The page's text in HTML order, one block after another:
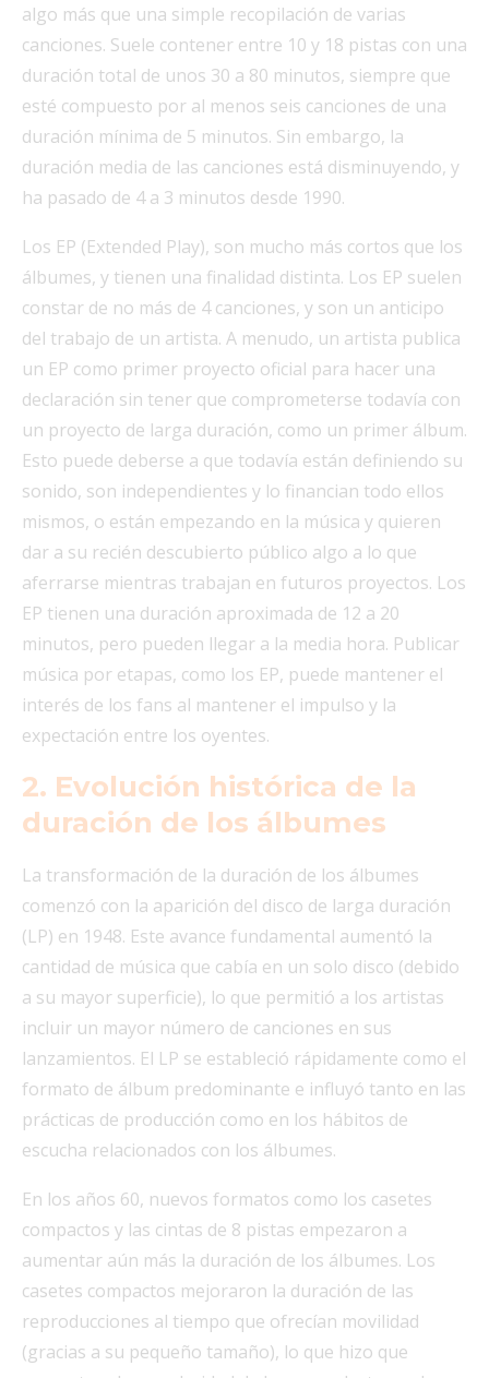
algo más que una simple recopilación de varias
canciones. Suele contener entre 10 y 18 pistas con una
duración total de unos 30 a 80 minutos, siempre que
esté compuesto por al menos seis canciones de una
duración mínima de 5 minutos. Sin embargo, la
duración media de las canciones está disminuyendo, y
ha pasado de 4 a 3 minutos desde 1990.
Los EP (Extended Play), son mucho más cortos que los
álbumes, y tienen una finalidad distinta. Los EP suelen
constar de no más de 4 canciones, y son un anticipo
del trabajo de un artista. A menudo, un artista publica
un EP como primer proyecto oficial para hacer una
declaración sin tener que comprometerse todavía con
un proyecto de larga duración, como un primer álbum.
Esto puede deberse a que todavía están definiendo su
sonido, son independientes y lo financian todo ellos
mismos, o están empezando en la música y quieren
dar a su recién descubierto público algo a lo que
aferrarse mientras trabajan en futuros proyectos. Los
EP tienen una duración aproximada de 12 a 20
minutos, pero pueden llegar a la media hora. Publicar
música por etapas, como los EP, puede mantener el
interés de los fans al mantener el impulso y la
expectación entre los oyentes.
2. Evolución histórica de la
duración de los álbumes
La transformación de la duración de los álbumes
comenzó con la aparición del disco de larga duración
(LP) en 1948. Este avance fundamental aumentó la
cantidad de música que cabía en un solo disco (debido
a su mayor superficie), lo que permitió a los artistas
incluir un mayor número de canciones en sus
lanzamientos. El LP se estableció rápidamente como el
formato de álbum predominante e influyó tanto en las
prácticas de producción como en los hábitos de
escucha relacionados con los álbumes.
En los años 60, nuevos formatos como los casetes
compactos y las cintas de 8 pistas empezaron a
aumentar aún más la duración de los álbumes. Los
casetes compactos mejoraron la duración de las
reproducciones al tiempo que ofrecían movilidad
(gracias a su pequeño tamaño), lo que hizo que